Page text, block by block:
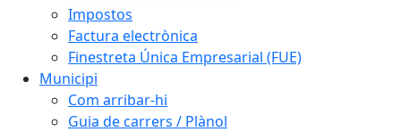
Impostos
Factura electrònica
Finestreta Única Empresarial (FUE)
Municipi
Com arribar-hi
Guia de carrers / Plànol